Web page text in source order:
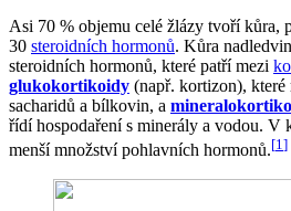
Asi 70 % objemu celé žlázy tvoří kůra,
30 steroidních hormonů. Kůra
steroidních hormonů, které patří mezi
glukokortikoidy (např. kortizon),
sacharidů a bílkovin, a
řídí hospodaření s minerály a vodou. V
menší množství pohlavních hormonů.[1]